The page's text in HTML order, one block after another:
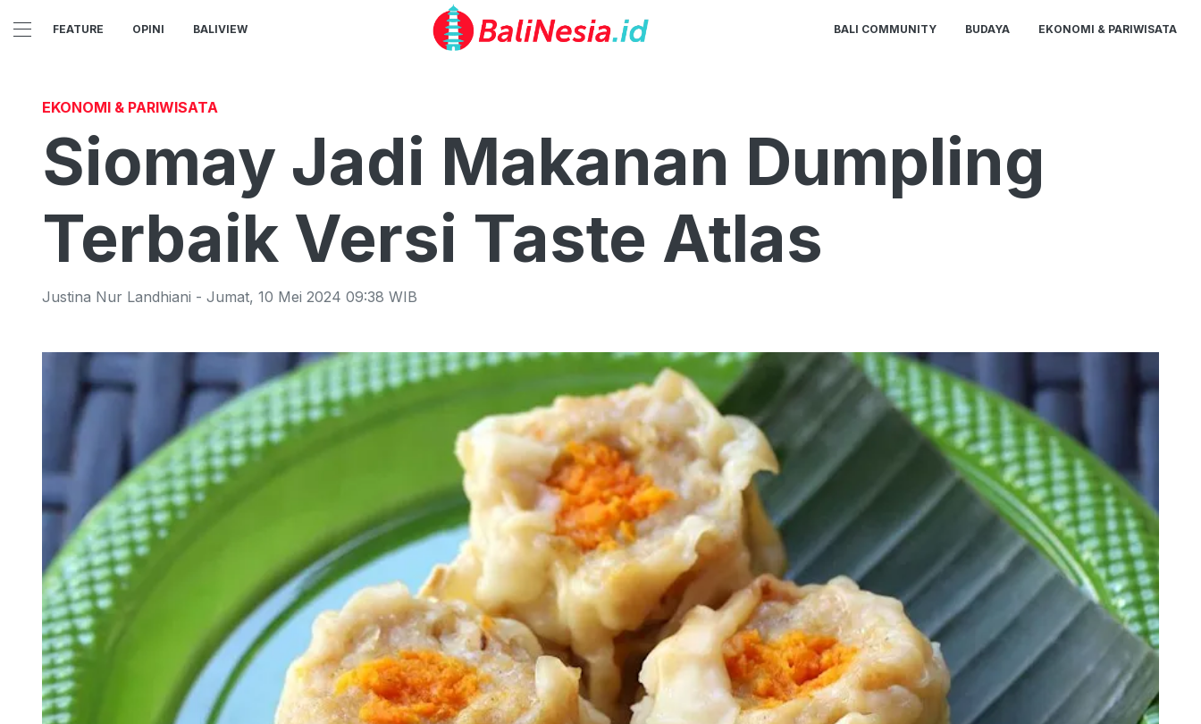
FEATURE OPINI BALIVIEW BALI COMMUNITY BUDAYA EKONOMI & PARIWISATA
EKONOMI & PARIWISATA
Siomay Jadi Makanan Dumpling
Terbaik Versi Taste Atlas
Justina Nur Landhiani - Jumat, 10 Mei 2024 09:38 WIB